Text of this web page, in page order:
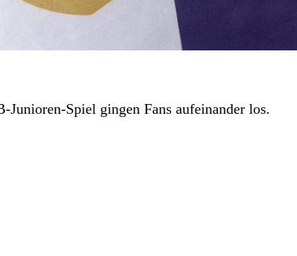
Spiel gingen Fans aufeinander los.